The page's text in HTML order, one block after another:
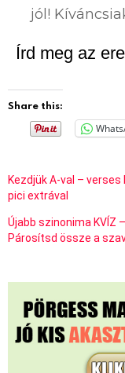
jól!
Írd meg az
Share this:
Kezdjük A-val – verses
pici extrával
Újabb szinonima KVÍZ –
Párosítsd össze a